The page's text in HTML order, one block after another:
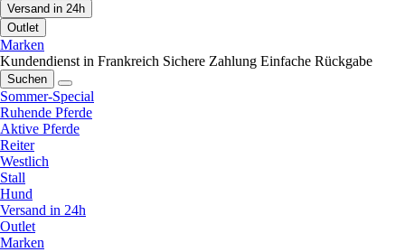
Versand in 24h
Outlet
Marken
Kundendienst in Frankreich Sichere Zahlung Einfache Rückgabe
Suchen
Sommer-Special
Ruhende Pferde
Aktive Pferde
Reiter
Westlich
Stall
Hund
Versand in 24h
Outlet
Marken